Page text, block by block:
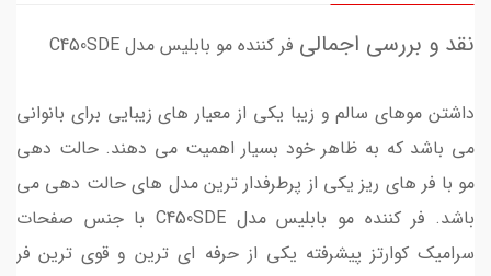
نقد و بررسی اجمالی فر کننده مو بابلیس مدل C450SDE
داشتن موهای سالم و زیبا یکی از معیار های زیبایی برای بانوانی
می باشد که به ظاهر خود بسیار اهمیت می دهند. حالت دهی
مو با فر های ریز یکی از پرطرفدار ترین مدل های حالت دهی می
باشد. فر کننده مو بابلیس مدل C450SDE با جنس صفحات
سرامیک کوارتز پیشرفته یکی از حرفه ای ترین و قوی ترین فر